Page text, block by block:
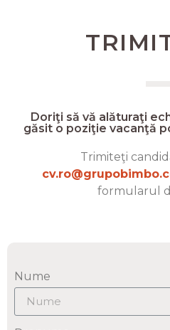
Doriţi să vă alăturaţi
găsit o poziţie vacanţă
Trimiteţi
formularul
Nume